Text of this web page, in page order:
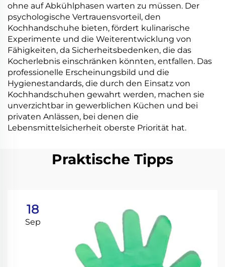
ohne auf Abkühlphasen warten zu müssen. Der
psychologische Vertrauensvorteil, den
Kochhandschuhe bieten, fördert kulinarische
Experimente und die Weiterentwicklung von
Fähigkeiten, da Sicherheitsbedenken, die das
Kocherlebnis einschränken könnten, entfallen. Das
professionelle Erscheinungsbild und die
Hygienestandards, die durch den Einsatz von
Kochhandschuhen gewahrt werden, machen sie
unverzichtbar in gewerblichen Küchen und bei
privaten Anlässen, bei denen die
Lebensmittelsicherheit oberste Priorität hat.
Praktische Tipps
18
Sep